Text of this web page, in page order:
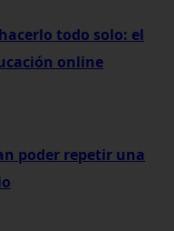
todo solo: el
online
poder repetir una